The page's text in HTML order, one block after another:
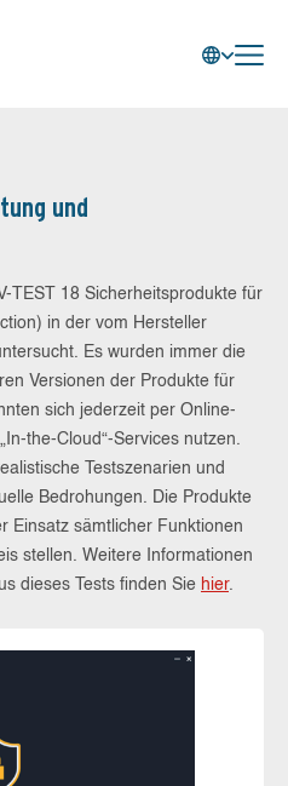
und
TEST 18 Sicherheitsprodukte für
in der vom Hersteller
Es wurden immer die
Versionen der Produkte für
sich jederzeit per Online-
the-Cloud“-Services nutzen.
Testszenarien und
Bedrohungen. Die Produkte
Einsatz sämtlicher Funktionen
stellen. Weitere Informationen
dieses Tests finden Sie hier.